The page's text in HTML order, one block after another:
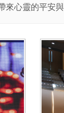
心靈的平安